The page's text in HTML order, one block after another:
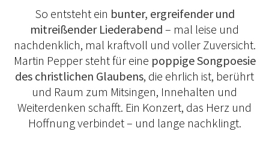
So entsteht ein bunter, ergreifender und
mitreißender Liederabend – mal leise und
nachdenklich, mal kraftvoll und voller Zuversicht.
Martin Pepper steht für eine poppige Songpoesie
des christlichen Glaubens, die ehrlich ist, berührt
und Raum zum Mitsingen, Innehalten und
Weiterdenken schafft. Ein Konzert, das Herz und
Hoffnung verbindet – und lange nachklingt.